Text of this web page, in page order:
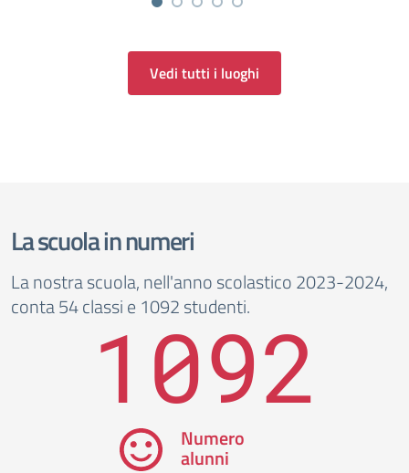
Vedi tutti i luoghi
La scuola in numeri
La nostra scuola, nell'anno scolastico 2023-2024,
conta 54 classi e 1092 studenti.
1092
Numero
alunni